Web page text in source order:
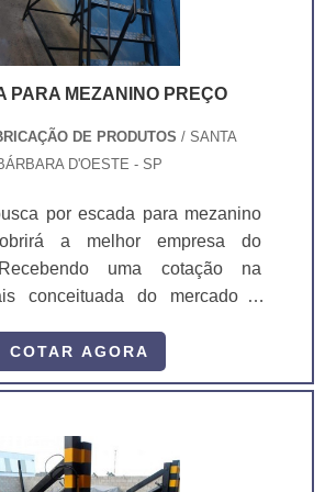
a segurança
das niveladoras, elas são
parafusos com bucha metálica.
PARA MEZANINO PREÇO
DE PRODUTOS / SANTA
D'OESTE - SP
por escada para mezanino
a melhor empresa do
uma cotação na
conceituada do mercado e
o interesse é por escada para
, na TDAÇO poderá contar
dos clientes.MAIS DETALHES
PARA MEZANINO
foca sua estratégia em
COTAR AGORA